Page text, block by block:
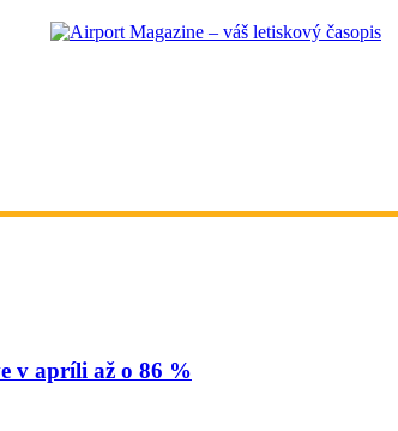
v apríli až o 86 %